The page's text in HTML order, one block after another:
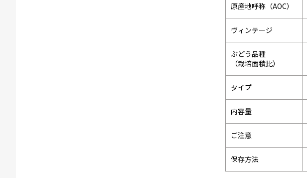
原産地呼称（AOC）
ヴィンテージ
ぶどう品種
（栽培面積比）
タイプ
内容量
ご注意
保存方法